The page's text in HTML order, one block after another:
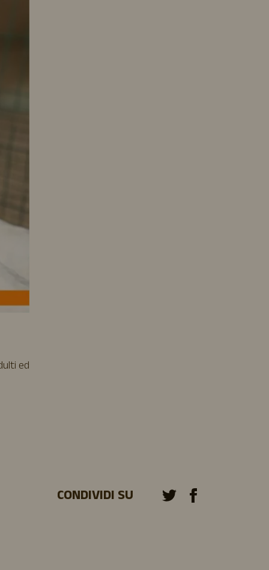
ed
CONDIVIDI SU